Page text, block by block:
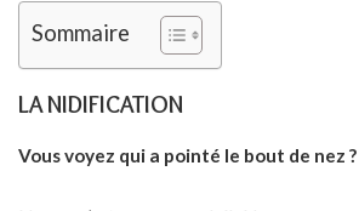
Sommaire
LA NIDIFICATION
Vous voyez qui a pointé le bout de nez ?